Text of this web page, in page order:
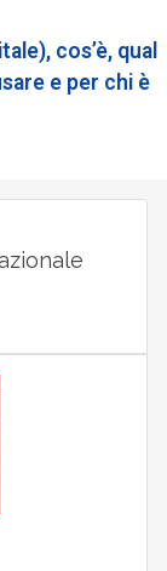
cos’è, qual
e per chi è